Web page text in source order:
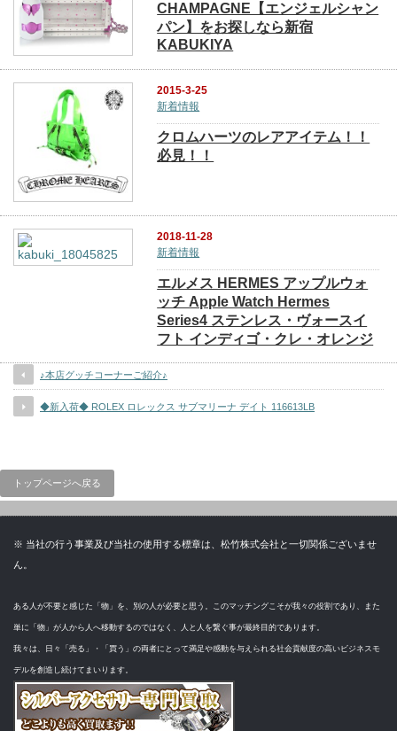
CHAMPAGNE【エンジェルシャン
パン】をお探しなら新宿
KABUKIYA
2015-3-25
新着情報
クロムハーツのレアアイテム！！
必見！！
2018-11-28
新着情報
エルメス HERMES アップルウォ
ッチ Apple Watch Hermes
Series4 ステンレス・ヴォースイ
フト インディゴ・クレ・オレンジ
♪本店グッチコーナーご紹介♪
◆新入荷◆ ROLEX ロレックス サブマリーナ デイト 116613LB
トップページへ戻る
※ 当社の行う事業及び当社の使用する標章は、松竹株式会社と一切関係ございませ
ん。
ある人が不要と感じた「物」を、別の人が必要と思う。このマッチングこそが我々の役割であり、また
単に「物」が人から人へ移動するのではなく、人と人を繋ぐ事が最終目的であります。
我々は、日々「売る」・「買う」の両者にとって満足や感動を与えられる社会貢献度の高いビジネスモ
デルを創造し続けてまいります。